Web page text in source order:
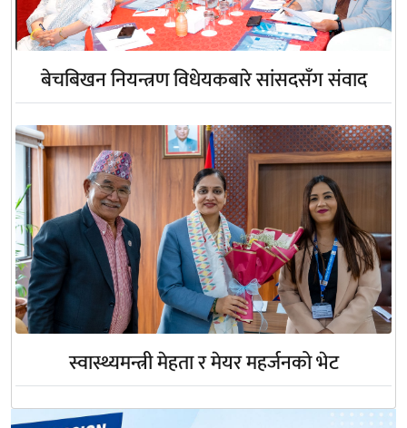
बेचबिखन नियन्त्रण विधेयकबारे सांसदसँग संवाद
स्वास्थ्यमन्त्री मेहता र मेयर महर्जनको भेट